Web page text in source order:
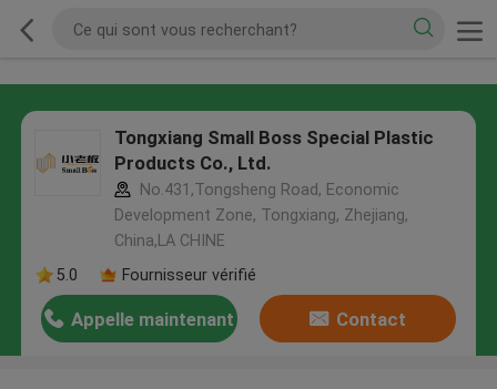
Tongxiang Small Boss Special Plastic
Products Co., Ltd.
No.431,Tongsheng Road, Economic
Development Zone, Tongxiang, Zhejiang,
China,LA CHINE
5.0
Fournisseur vérifié
Appelle maintenant Contact